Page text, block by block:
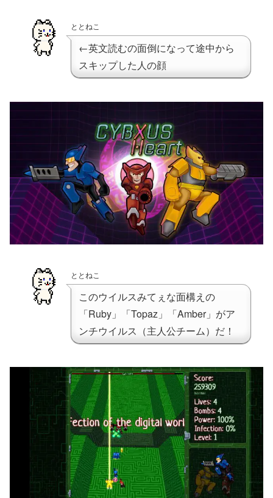
ととねこ
←英文読むの面倒になって途中から
スキップした人の顔
ととねこ
このウイルスみてぇな面構えの
「Ruby」「Topaz」「Amber」がア
ンチウイルス（主人公チーム）だ！